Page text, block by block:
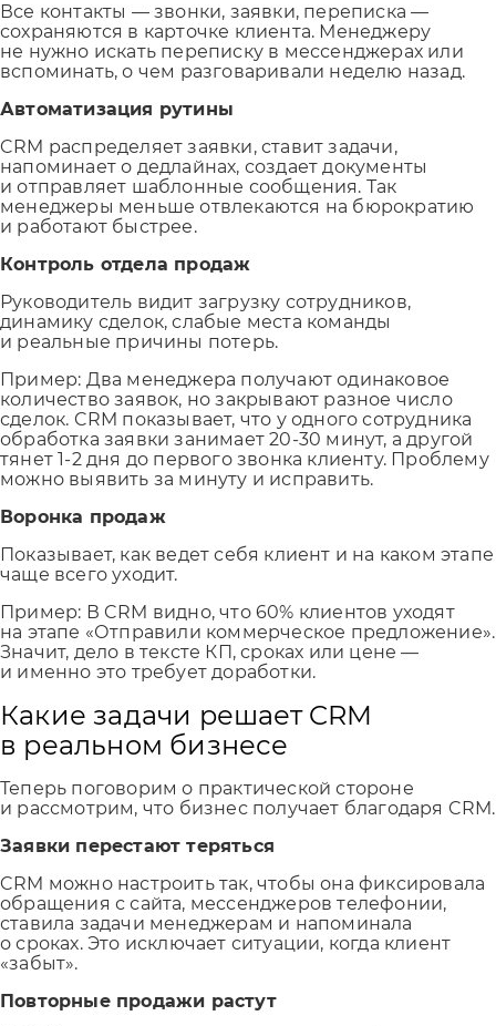
Все контакты — звонки, заявки, переписка —
сохраняются в карточке клиента. Менеджеру
не нужно искать переписку в мессенджерах или
вспоминать, о чем разговаривали неделю назад.
Автоматизация рутины
CRM распределяет заявки, ставит задачи,
напоминает о дедлайнах, создает документы
и отправляет шаблонные сообщения. Так
менеджеры меньше отвлекаются на бюрократию
и работают быстрее.
Контроль отдела продаж
Руководитель видит загрузку сотрудников,
динамику сделок, слабые места команды
и реальные причины потерь.
Пример: Два менеджера получают одинаковое
количество заявок, но закрывают разное число
сделок. CRM показывает, что у одного сотрудника
обработка заявки занимает 20-30 минут, а другой
тянет 1-2 дня до первого звонка клиенту. Проблему
можно выявить за минуту и исправить.
Воронка продаж
Показывает, как ведет себя клиент и на каком этапе
чаще всего уходит.
Пример: В CRM видно, что 60% клиентов уходят
на этапе «Отправили коммерческое предложение».
Значит, дело в тексте КП, сроках или цене —
и именно это требует доработки.
Какие задачи решает CRM
в реальном бизнесе
Теперь поговорим о практической стороне
и рассмотрим, что бизнес получает благодаря CRM.
Заявки перестают теряться
CRM можно настроить так, чтобы она фиксировала
обращения с сайта, мессенджеров телефонии,
ставила задачи менеджерам и напоминала
о сроках. Это исключает ситуации, когда клиент
«забыт».
Повторные продажи растут